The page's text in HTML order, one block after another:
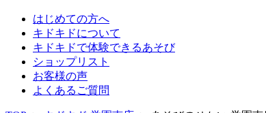
はじめての方へ
キドキドについて
キドキドで体験できるあそび
ショップリスト
お客様の声
よくあるご質問